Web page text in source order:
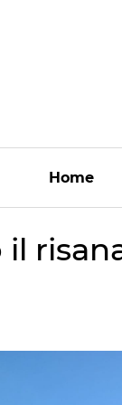
Home